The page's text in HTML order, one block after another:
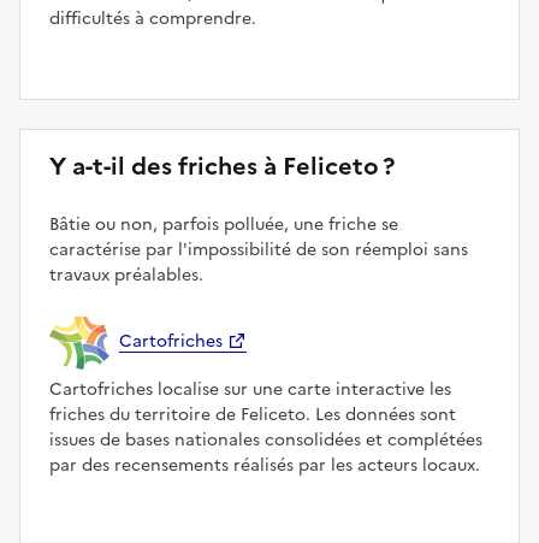
difficultés à comprendre.
Y a-t-il des friches à Feliceto ?
Bâtie ou non, parfois polluée, une friche se
caractérise par l'impossibilité de son réemploi sans
travaux préalables.
Cartofriches
Cartofriches localise sur une carte interactive les
friches du territoire de Feliceto. Les données sont
issues de bases nationales consolidées et complétées
par des recensements réalisés par les acteurs locaux.